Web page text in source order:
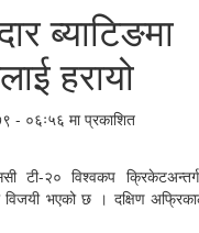
ब्याटिङमा
हरायो
- ०६ः५६ मा प्रकाशित
टी-२० विश्वकप
विजयी भएको छ । दक्षिण